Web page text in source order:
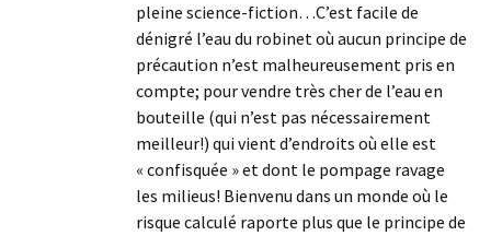
pleine science-fiction…C’est facile de
dénigré l’eau du robinet où aucun principe de
précaution n’est malheureusement pris en
compte; pour vendre très cher de l’eau en
bouteille (qui n’est pas nécessairement
meilleur!) qui vient d’endroits où elle est
« confisquée » et dont le pompage ravage
les milieus! Bienvenu dans un monde où le
risque calculé raporte plus que le principe de